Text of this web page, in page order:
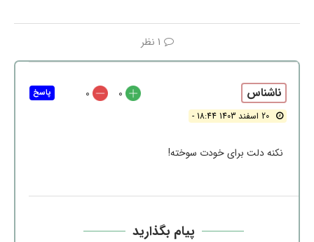
1 نظر
ناشناس
20 اسفند 1403 18:44 -
0
0
نکنه دلت برای خودت سوخته!
پاسخ
پیام بگذارید